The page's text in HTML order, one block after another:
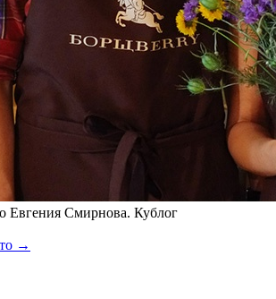
Евгения Смирнова. Кублог
→